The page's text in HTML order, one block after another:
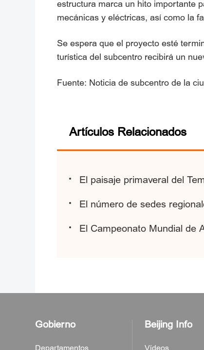
estructura marca un hito importante
mecánicas y eléctricas, así como la
Se espera que el proyecto esté
turística del subcentro recibirá un
Fuente: Noticia de subcentro de la
Artículos Relacionados
El paisaje primaveral del
El número de sedes
El Campeonato Mundial de
Gobierno
Departamentos
Beijing Info
Vídeos